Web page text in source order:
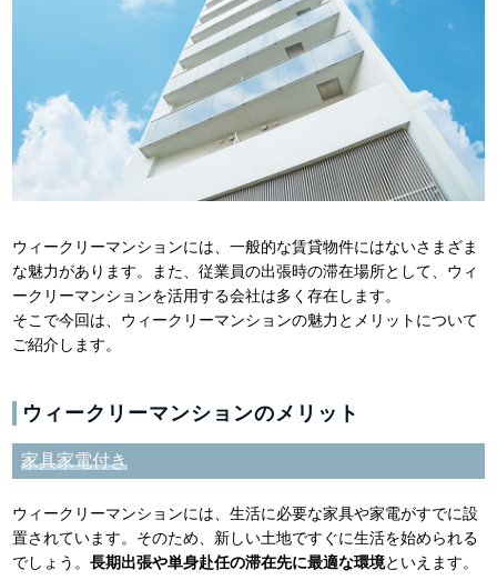
ウィークリーマンションには、一般的な賃貸物件にはないさまざま
な魅力があります。また、従業員の出張時の滞在場所として、ウィ
ークリーマンションを活用する会社は多く存在します。
そこで今回は、ウィークリーマンションの魅力とメリットについて
ご紹介します。
ウィークリーマンションのメリット
家具家電付き
ウィークリーマンションには、生活に必要な家具や家電がすでに設
置されています。そのため、新しい土地ですぐに生活を始められる
でしょう。長期出張や単身赴任の滞在先に最適な環境といえます。